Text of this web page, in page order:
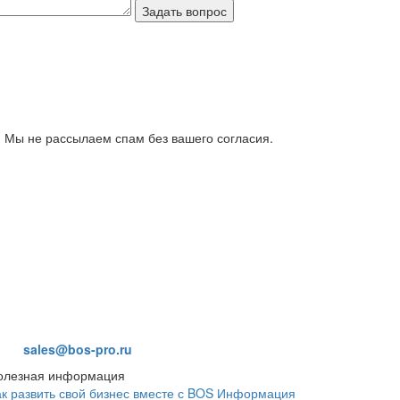
не рассылаем спам без вашего согласия.
sales@bos-pro.ru
информация
развить свой бизнес вместе с BOS Информация